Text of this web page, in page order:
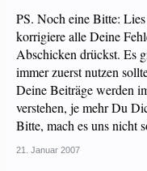
PS. Noch eine Bitte:
korrigiere alle Deine
Abschicken drückst. Es
immer zuerst nutzen
Deine Beiträge werden
verstehen, je mehr Du
Bitte, mach es uns nicht
21. Januar 2007